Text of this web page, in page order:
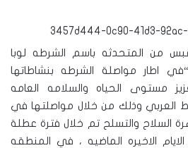
من المتحدثه باسم الشرطه لوبا
اطار مواصلة الشرطه بنشاطاتها
مستوى الحياه والسلامه العامه
العربي وذلك من خلال مواصلتها في
السلاح والتسلح تم خلال فترة عطلة
الاخيره الماضيه ، في المنطقه